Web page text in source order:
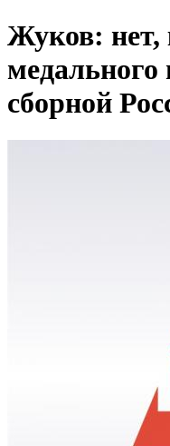
Жуков: нет,
медального
сборной